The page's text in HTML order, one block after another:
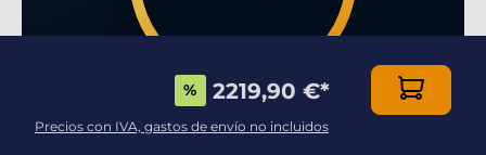
% 2219,90 €*
Precios con IVA, gastos de envío no incluidos